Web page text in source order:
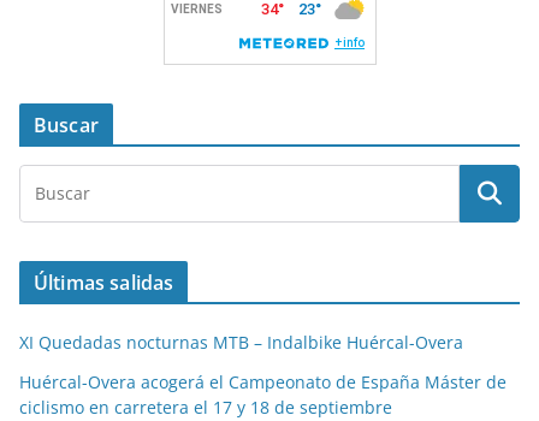
Buscar
Últimas salidas
XI Quedadas nocturnas MTB – Indalbike Huércal-Overa
Huércal-Overa acogerá el Campeonato de España Máster de
ciclismo en carretera el 17 y 18 de septiembre